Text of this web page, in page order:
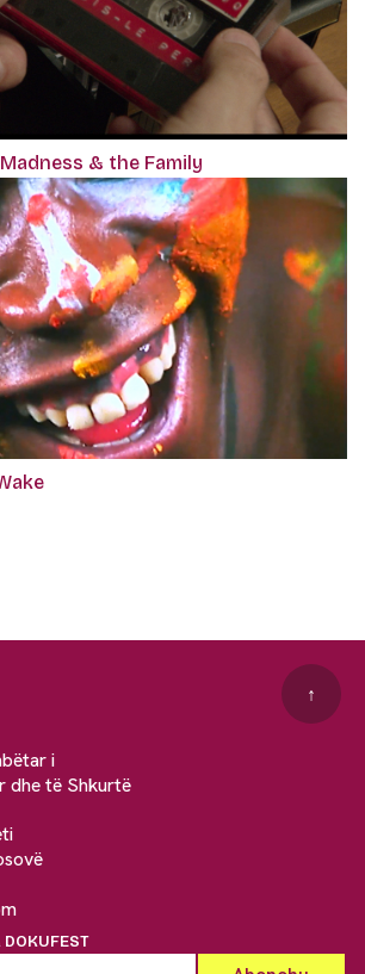
& the Family
i
dhe të Shkurtë
DOKUFEST
↑